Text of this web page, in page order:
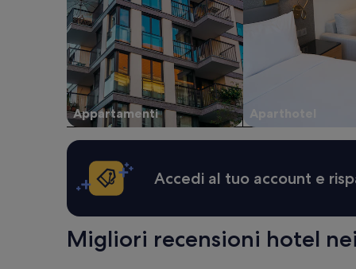
i
u
r
s
e
r
b
o
2
adulti.
Prezzi
e
disponibilità
possono
cambiare.
Potrebbero
essere
previste
condizioni
aggiuntive.
Appartamenti Aparthotel
Accedi al tuo account e
Migliori recensioni hotel